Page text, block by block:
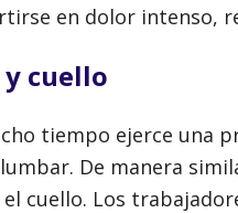
en dolor intenso,
y cuello
tiempo ejerce una
De manera
cuello. Los